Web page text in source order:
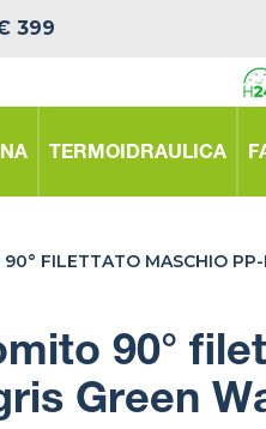
399
TERMOIDRAULICA
FILETTATO MASCHIO PP-
90°
Green